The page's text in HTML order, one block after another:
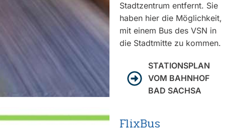
Stadtzentrum entfernt. Sie
haben hier die Möglichkeit,
mit einem Bus des VSN in
die Stadtmitte zu kommen.
STATIONSPLAN
VOM BAHNHOF
BAD SACHSA
FlixBus